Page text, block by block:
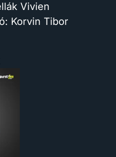
Vivien
Korvin Tibor